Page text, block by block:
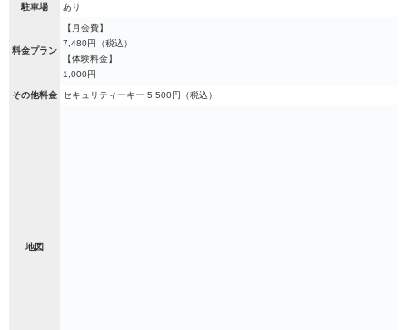
駐車場 あり
料金プラン
【月会費】
7,480円（税込）
【体験料金】
1,000円
その他料金 セキュリティーキー 5,500円（税込）
地図